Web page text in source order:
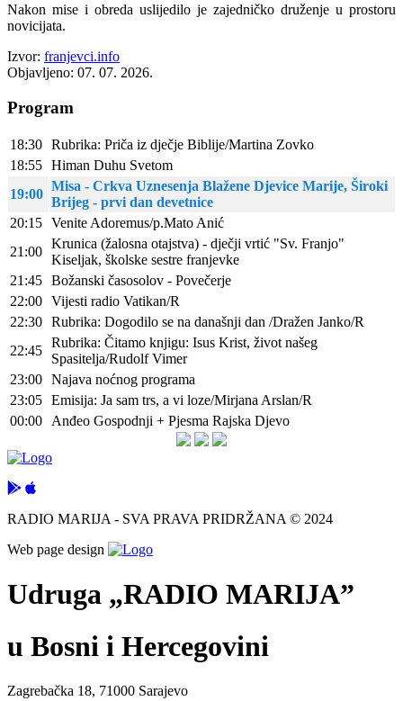
Nakon mise i obreda uslijedilo je zajedničko druženje u prostoru
novicijata.
Izvor: franjevci.info
Objavljeno: 07. 07. 2026.
Program
18:30 Rubrika: Priča iz dječje Biblije/Martina Zovko
18:55 Himan Duhu Svetom
19:00
Misa - Crkva Uznesenja Blažene Djevice Marije, Široki
Brijeg - prvi dan devetnice
20:15 Venite Adoremus/p.Mato Anić
21:00
Krunica (žalosna otajstva) - dječji vrtić "Sv. Franjo"
Kiseljak, školske sestre franjevke
21:45 Božanski časosolov - Povečerje
22:00 Vijesti radio Vatikan/R
22:30 Rubrika: Dogodilo se na današnji dan /Dražen Janko/R
22:45
Rubrika: Čitamo knjigu: Isus Krist, život našeg
Spasitelja/Rudolf Vimer
23:00 Najava noćnog programa
23:05 Emisija: Ja sam trs, a vi loze/Mirjana Arslan/R
00:00
Anđeo Gospodnji + Pjesma Rajska Djevo
RADIO MARIJA - SVA PRAVA PRIDRŽANA © 2024
Web page design
Udruga „RADIO MARIJA”
u Bosni i Hercegovini
Zagrebačka 18, 71000 Sarajevo